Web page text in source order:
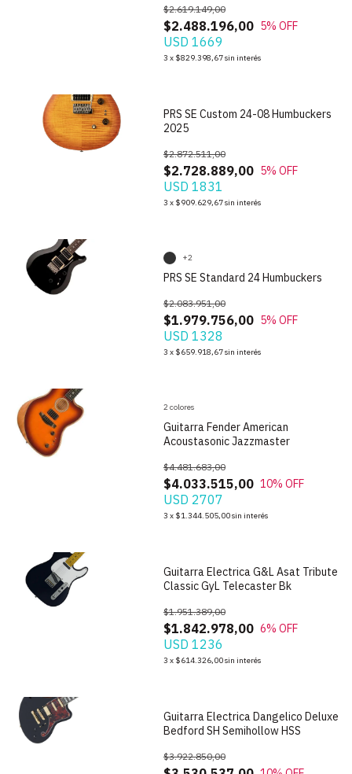
$2.488.196,00
$2.619.149,00
5% OFF
USD 1669
3 x $829.398,67sin interés
PRS SE Custom 24-08 Humbuckers
2025
$2.728.889,00
$2.872.511,00
5% OFF
USD 1831
3 x $909.629,67sin interés
PRS SE Standard 24 Humbuckers
$1.979.756,00
$2.083.951,00
5% OFF
USD 1328
3 x $659.918,67sin interés
+2
Guitarra Fender American
Acoustasonic Jazzmaster
$4.033.515,00
$4.481.683,00
10% OFF
USD 2707
3 x $1.344.505,00sin interés
2 colores
Guitarra Electrica G&L Asat Tribute
Classic GyL Telecaster Bk
$1.842.978,00
$1.951.389,00
6% OFF
USD 1236
3 x $614.326,00sin interés
Guitarra Electrica Dangelico Deluxe
Bedford SH Semihollow HSS
$3.922.850,00